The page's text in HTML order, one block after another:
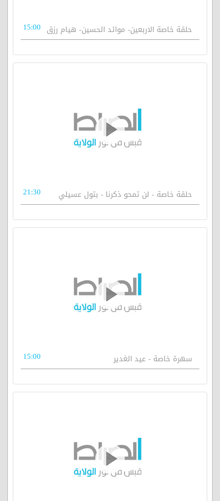
حلقة خاصة الاربعين- موائد الحسين- هيام رزق 15:00
حلقة خاصة - لن تمحو ذكرنا - بتول عسيلي 21:30
سهرة خاصة - عيد الغدير 15:00